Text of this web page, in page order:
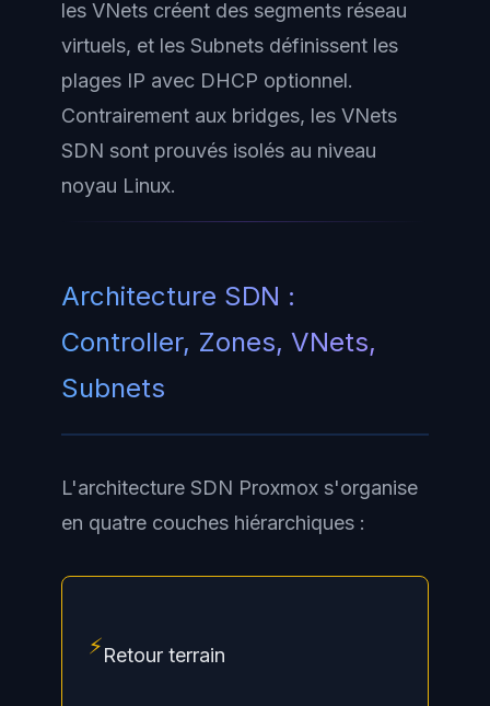
les VNets créent des segments réseau
virtuels, et les Subnets définissent les
plages IP avec DHCP optionnel.
Contrairement aux bridges, les VNets
SDN sont prouvés isolés au niveau
noyau Linux.
Architecture SDN :
Controller, Zones, VNets,
Subnets
L'architecture SDN Proxmox s'organise
en quatre couches hiérarchiques :
⚡Retour terrain